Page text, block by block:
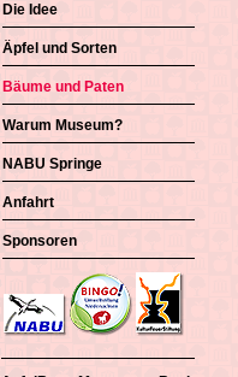
Die Idee
Äpfel und Sorten
Bäume und Paten
Warum Museum?
NABU Springe
Anfahrt
Sponsoren